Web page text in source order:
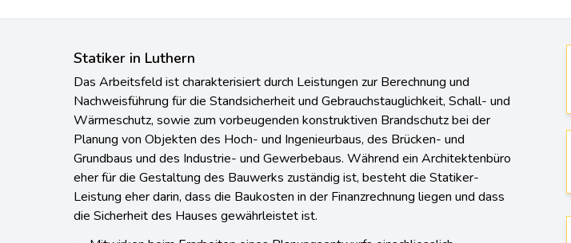
Statiker in Luthern
Das Arbeitsfeld ist charakterisiert durch Leistungen zur Berechnung und
Nachweisführung für die Standsicherheit und Gebrauchstauglichkeit, Schall- und
Wärmeschutz, sowie zum vorbeugenden konstruktiven Brandschutz bei der
Planung von Objekten des Hoch- und Ingenieurbaus, des Brücken- und
Grundbaus und des Industrie- und Gewerbebaus. Während ein Architektenbüro
eher für die Gestaltung des Bauwerks zuständig ist, besteht die Statiker-
Leistung eher darin, dass die Baukosten in der Finanzrechnung liegen und dass
die Sicherheit des Hauses gewährleistet ist.